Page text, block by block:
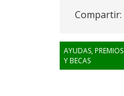
Compartir:
AYUDAS, PREMIOS
Y BECAS